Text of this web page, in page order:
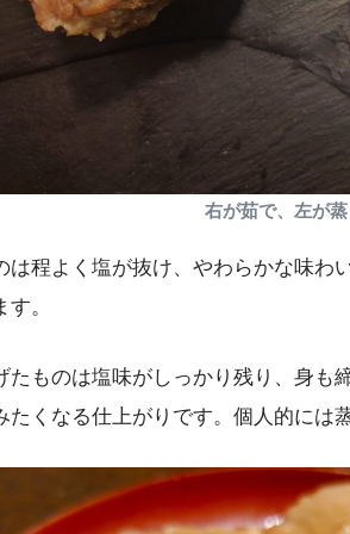
右が茹で、左が蒸
は程よく塩が抜け、やわらかな味わ
。
たものは塩味がしっかり残り、身も
たくなる仕上がりです。個人的には